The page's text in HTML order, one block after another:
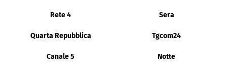
Rete 4 Sera
Quarta Repubblica Tgcom24
Canale 5 Notte